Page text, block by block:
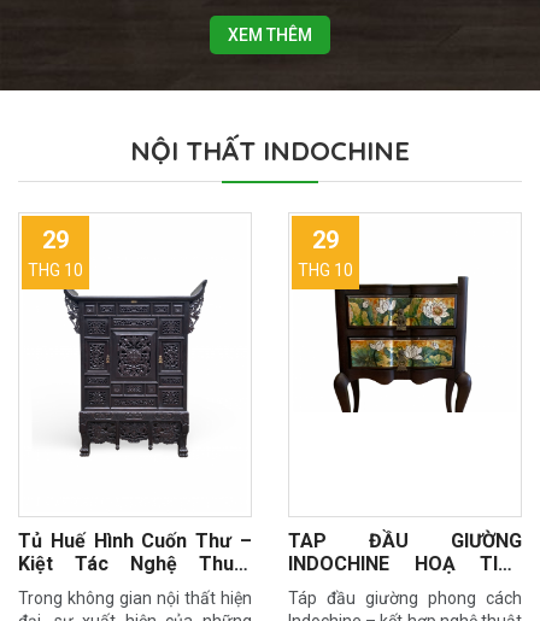
XEM THÊM
NỘI THẤT INDOCHINE
Tủ Huế Hình Cuốn Thư –
Kiệt Tác Nghệ Thuật
Indochine, Sang Trọng
Cho Ngôi Nhà Việt
29
THG 10
Trong không gian nội thất hiện
TAP ĐẦU GIƯỜNG
INDOCHINE HOẠ TIẾT
SƠN MÀI ĐỘC ĐÁO
29
THG 10
Táp đầu giường phong cách